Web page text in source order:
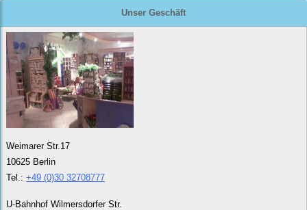
Unser Geschäft
Weimarer Str.17
10625 Berlin
Tel.: +49 (0)30 32708777
U-Bahnhof Wilmersdorfer Str.